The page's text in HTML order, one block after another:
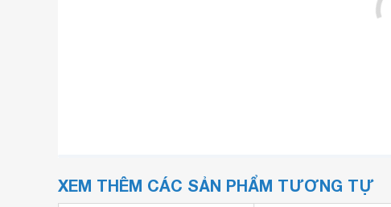
XEM THÊM CÁC SẢN PHẨM TƯƠNG TỰ